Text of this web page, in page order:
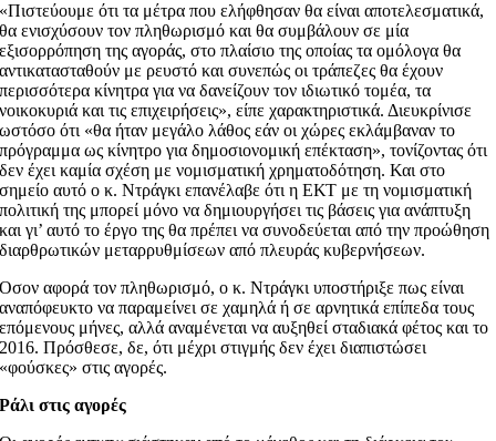
«Πιστεύουμε ότι τα μέτρα που ελήφθησαν θα είναι αποτελεσματικά,
θα ενισχύσουν τον πληθωρισμό και θα συμβάλουν σε μία
εξισορρόπηση της αγοράς, στο πλαίσιο της οποίας τα ομόλογα θα
αντικατασταθούν με ρευστό και συνεπώς οι τράπεζες θα έχουν
περισσότερα κίνητρα για να δανείζουν τον ιδιωτικό τομέα, τα
νοικοκυριά και τις επιχειρήσεις», είπε χαρακτηριστικά. Διευκρίνισε
ωστόσο ότι «θα ήταν μεγάλο λάθος εάν οι χώρες εκλάμβαναν το
πρόγραμμα ως κίνητρο για δημοσιονομική επέκταση», τονίζοντας ότι
δεν έχει καμία σχέση με νομισματική χρηματοδότηση. Και στο
σημείο αυτό ο κ. Ντράγκι επανέλαβε ότι η ΕΚΤ με τη νομισματική
πολιτική της μπορεί μόνο να δημιουργήσει τις βάσεις για ανάπτυξη
και γι’ αυτό το έργο της θα πρέπει να συνοδεύεται από την προώθηση
διαρθρωτικών μεταρρυθμίσεων από πλευράς κυβερνήσεων.
Οσον αφορά τον πληθωρισμό, ο κ. Ντράγκι υποστήριξε πως είναι
αναπόφευκτο να παραμείνει σε χαμηλά ή σε αρνητικά επίπεδα τους
επόμενους μήνες, αλλά αναμένεται να αυξηθεί σταδιακά φέτος και το
2016. Πρόσθεσε, δε, ότι μέχρι στιγμής δεν έχει διαπιστώσει
«φούσκες» στις αγορές.
Ράλι στις αγορές